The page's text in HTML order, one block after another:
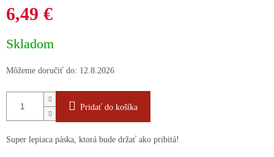
6,49 €
cena:
Skladom
Môžeme doručiť do: 12.8.2026
Pridať do košíka
Super lepiaca páska, ktorá bude držať ako pribitá!